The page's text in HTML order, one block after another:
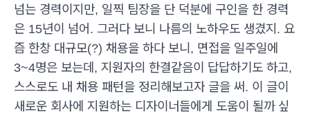
넘는 경력이지만, 일찍 팀장을 단 덕분에 구인을 한 경력
은 15년이 넘어. 그러다 보니 나름의 노하우도 생겼지. 요
즘 한창 대규모(?) 채용을 하다 보니, 면접을 일주일에
3~4명은 보는데, 지원자의 한결같음이 답답하기도 하고,
스스로도 내 채용 패턴을 정리해보고자 글을 써. 이 글이
새로운 회사에 지원하는 디자이너들에게 도움이 될까 싶